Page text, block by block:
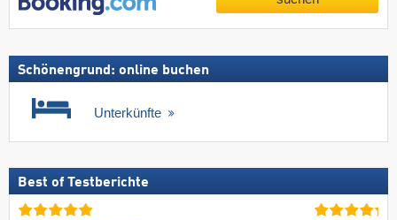
Schönengrund: online buchen
Unterkünfte
Best of Testberichte